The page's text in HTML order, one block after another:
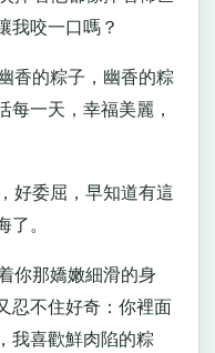
我咬一口嗎？
的粽子，幽香的粽
每一天，幸福美麗，
委屈，早知道有這
了。
那嬌嫩細滑的身
忍不住好奇：你裡面
我喜歡鮮肉陷的粽